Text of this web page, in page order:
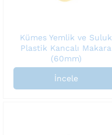
Kümes Yemlik ve Suluk
Plastik Kancalı Makara
(60mm)
İncele